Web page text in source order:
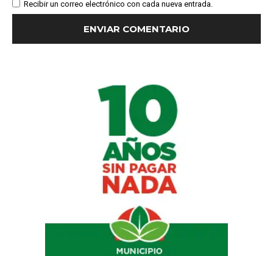
Recibir un correo electrónico con cada nueva entrada.